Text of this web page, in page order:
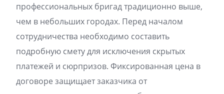
профессиональных бригад традиционно выше,
чем в небольших городах. Перед началом
сотрудничества необходимо составить
подробную смету для исключения скрытых
платежей и сюрпризов. Фиксированная цена в
договоре защищает заказчика от